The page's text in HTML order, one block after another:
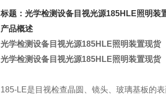
标题：光学检测设备目视光源185HLE照明装
产品概述
光学检测设备目视光源185HLE照明装置现货
光学检测设备目视光源185HLE照明装置现货
185-LE是目视检查晶圆、镜头、玻璃基板的表